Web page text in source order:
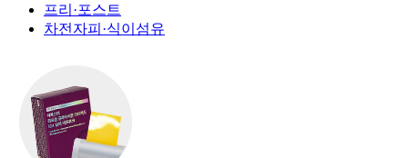
프리·포스트
차전자피·식이섬유